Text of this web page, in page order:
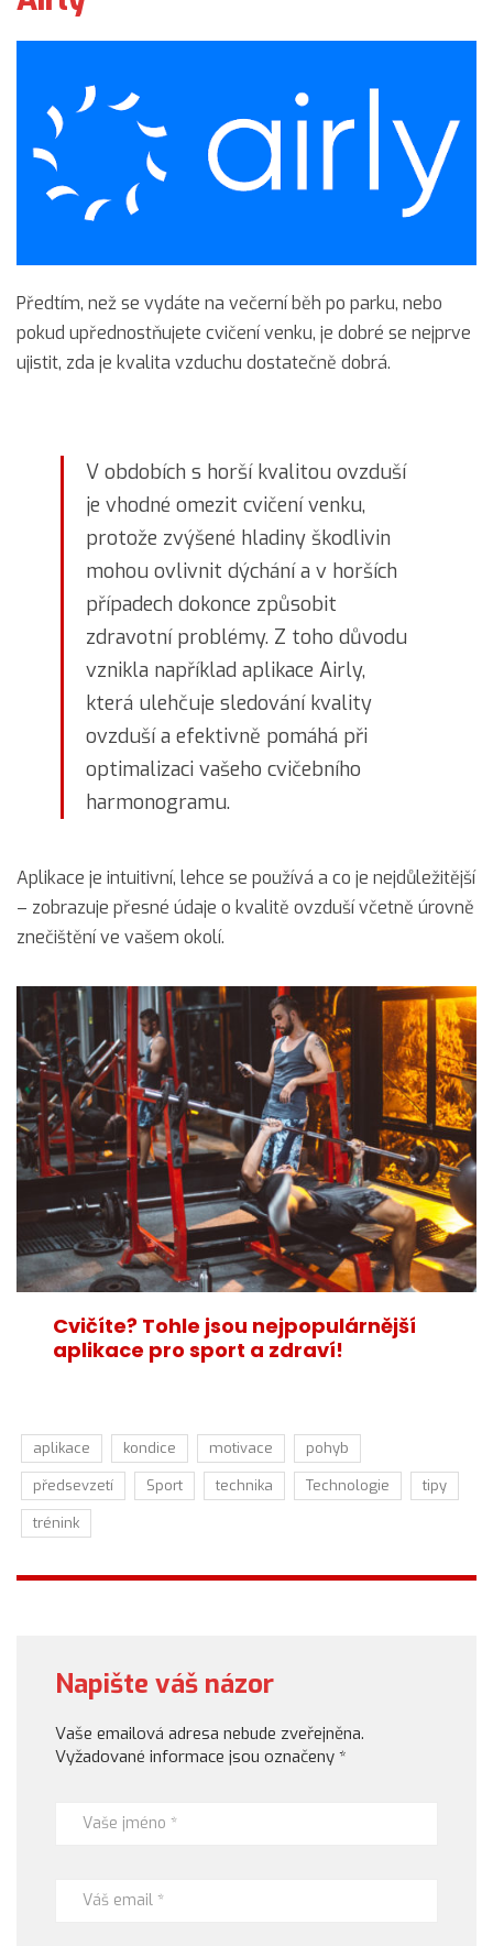
Předtím, než se vydáte na večerní běh po parku, nebo
pokud upřednostňujete cvičení venku, je dobré se nejprve
ujistit, zda je kvalita vzduchu dostatečně dobrá.
V obdobích s horší kvalitou ovzduší
je vhodné omezit cvičení venku,
protože zvýšené hladiny škodlivin
mohou ovlivnit dýchání a v horších
případech dokonce způsobit
zdravotní problémy. Z toho důvodu
vznikla například aplikace Airly,
která ulehčuje sledování kvality
ovzduší a efektivně pomáhá při
optimalizaci vašeho cvičebního
harmonogramu.
Aplikace je intuitivní, lehce se používá a co je nejdůležitější
– zobrazuje přesné údaje o kvalitě ovzduší včetně úrovně
znečištění ve vašem okolí.
Cvičíte? Tohle jsou nejpopulárnější
aplikace pro sport a zdraví!
aplikace kondice motivace
pohyb
předsevzetí
Sport technika Technologie
tipy
trénink
Napište váš názor
Vaše emailová adresa nebude zveřejněna.
Vyžadované informace jsou označeny *